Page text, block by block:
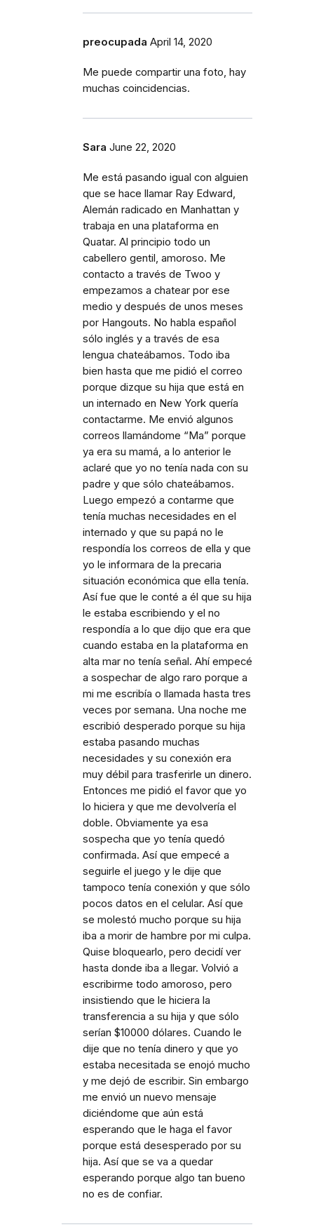
preocupada April 14, 2020
Me puede compartir una foto, hay
muchas coincidencias.
Sara June 22, 2020
Me está pasando igual con alguien
que se hace llamar Ray Edward,
Alemán radicado en Manhattan y
trabaja en una plataforma en
Quatar. Al principio todo un
cabellero gentil, amoroso. Me
contacto a través de Twoo y
empezamos a chatear por ese
medio y después de unos meses
por Hangouts. No habla español
sólo inglés y a través de esa
lengua chateábamos. Todo iba
bien hasta que me pidió el correo
porque dizque su hija que está en
un internado en New York quería
contactarme. Me envió algunos
correos llamándome “Ma” porque
ya era su mamá, a lo anterior le
aclaré que yo no tenía nada con su
padre y que sólo chateábamos.
Luego empezó a contarme que
tenía muchas necesidades en el
internado y que su papá no le
respondía los correos de ella y que
yo le informara de la precaria
situación económica que ella tenía.
Así fue que le conté a él que su hija
le estaba escribiendo y el no
respondía a lo que dijo que era que
cuando estaba en la plataforma en
alta mar no tenía señal. Ahí empecé
a sospechar de algo raro porque a
mi me escribía o llamada hasta tres
veces por semana. Una noche me
escribió desperado porque su hija
estaba pasando muchas
necesidades y su conexión era
muy débil para trasferirle un dinero.
Entonces me pidió el favor que yo
lo hiciera y que me devolvería el
doble. Obviamente ya esa
sospecha que yo tenía quedó
confirmada. Así que empecé a
seguirle el juego y le dije que
tampoco tenía conexión y que sólo
pocos datos en el celular. Así que
se molestó mucho porque su hija
iba a morir de hambre por mi culpa.
Quise bloquearlo, pero decidí ver
hasta donde iba a llegar. Volvió a
escribirme todo amoroso, pero
insistiendo que le hiciera la
transferencia a su hija y que sólo
serían $10000 dólares. Cuando le
dije que no tenía dinero y que yo
estaba necesitada se enojó mucho
y me dejó de escribir. Sin embargo
me envió un nuevo mensaje
diciéndome que aún está
esperando que le haga el favor
porque está desesperado por su
hija. Así que se va a quedar
esperando porque algo tan bueno
no es de confiar.